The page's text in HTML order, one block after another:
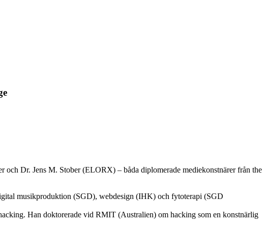
Dr. Jens M. Stober (ELORX) – båda diplomerade mediekonstnärer från the
musikproduktion (SGD), webdesign (IHK) och fytoterapi (SGD
Han doktorerade vid RMIT (Australien) om hacking som en konstnärlig